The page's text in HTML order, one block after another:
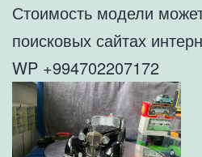
Стоимость модели
поисковых сайтах
WP +994702207172